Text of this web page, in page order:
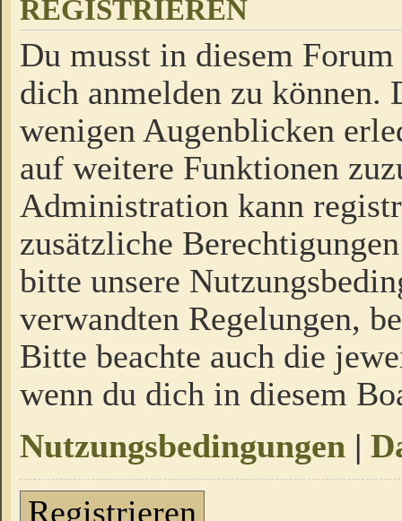
REGISTRIEREN
Du musst in diesem
dich anmelden zu
wenigen Augenblicken
auf weitere Funktionen
Administration kann
zusätzliche
bitte unsere
verwandten Regelungen,
Bitte beachte auch die
wenn du dich in diesem
Nutzungsbedingungen |
Registrieren